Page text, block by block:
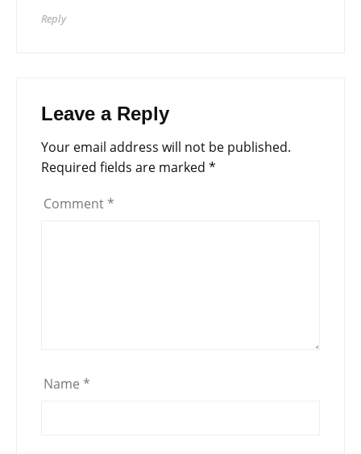
Reply
Leave a Reply
Your email address will not be published.
Required fields are marked *
Comment *
Name *